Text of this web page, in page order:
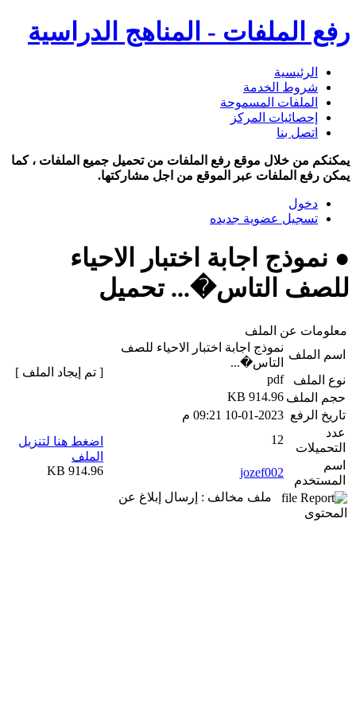
رفع الملفات - المناهج الدراسية
الرئيسية
شروط الخدمة
الملفات المسموحة
إحصائيات المركز
اتصل بنا
يمكنكم من خلال موقع رفع الملفات من تحميل جميع الملفات ، كما
يمكن رفع الملفات عبر الموقع من اجل مشاركتها.
دخول
تسجيل عضوية جديده
● نموذج اجابة اختبار الاحياء
للصف التاس�... تحميل
معلومات عن الملف
اسم الملف
نموذج اجابة اختبار الاحياء للصف
التاس�...
نوع الملف
pdf
حجم الملف 914.96 KB
تاريخ الرفع 10-01-2023 09:21 م
عدد
التحميلات
12
اسم
المستخدم
jozef002
ملف مخالف : إرسال إبلاغ عن
المحتوى
[ تم إيجاد الملف ]
اضغط هنا لتنزيل
الملف
914.96 KB